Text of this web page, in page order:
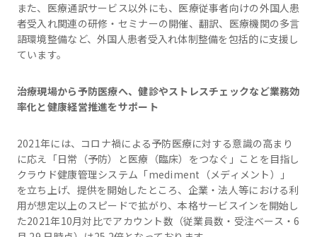
また、医療通訳サービス以外にも、医療従事者向けの外国人患
者受入れ関連の研修・セミナーの開催、翻訳、医療機関の多言
語環境整備など、外国人患者受入れ体制整備を包括的に支援し
ています。
治療現場から予防医療へ、健診やストレスチェックなど業務効
率化と健康経営推進をサポート
2021年には、コロナ禍による予防医療に対する意識の高まり
に応え「日常（予防）と医療（臨床）をつなぐ」ことを目指し
クラウド健康管理システム「mediment（メディメント）」
を立ち上げ、提供を開始したところ、企業・法人等における利
用が想定以上のスピードで拡がり、本格サービスインを開始し
た2021年10月対比でアカウント数（従業員数・受注ベース・6